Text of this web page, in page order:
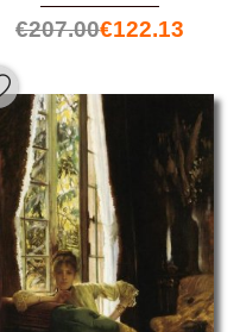
€207.00€122.13